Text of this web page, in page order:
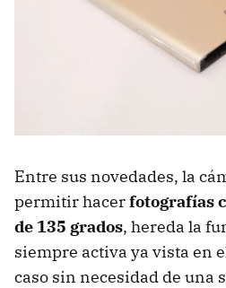
Entre sus novedades, la
permitir hacerfotografías
de 135 grados, hereda la
siempre activa ya vista en
caso sin necesidad de una